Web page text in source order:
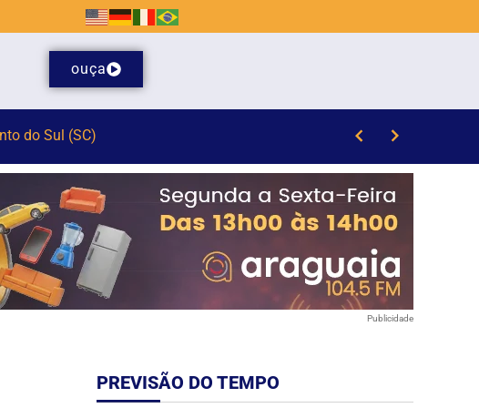
ouça
Publicidade
PREVISÃO DO TEMPO